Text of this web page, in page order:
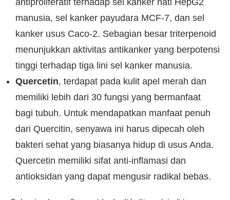
antiproliferatif terhadap sel kanker hati HepG2
manusia, sel kanker payudara MCF-7, dan sel
kanker usus Caco-2. Sebagian besar triterpenoid
menunjukkan aktivitas antikanker yang berpotensi
tinggi terhadap tiga lini sel kanker manusia.
Quercetin, terdapat pada kulit apel merah dan
memiliki lebih dari 30 fungsi yang bermanfaat
bagi tubuh. Untuk mendapatkan manfaat penuh
dari Quercitin, senyawa ini harus dipecah oleh
bakteri sehat yang biasanya hidup di usus Anda.
Quercetin memiliki sifat anti-inflamasi dan
antioksidan yang dapat mengusir radikal bebas.